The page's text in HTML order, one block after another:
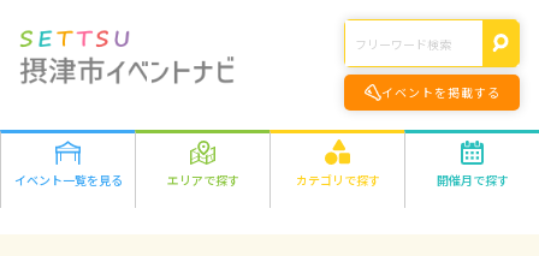
イベントを掲載する
イベント一覧を見る エリアで探す カテゴリで探す 開催月で探す